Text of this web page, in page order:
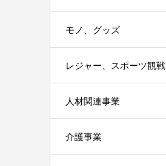
モノ、グッズ
レジャー、スポーツ観戦
人材関連事業
介護事業